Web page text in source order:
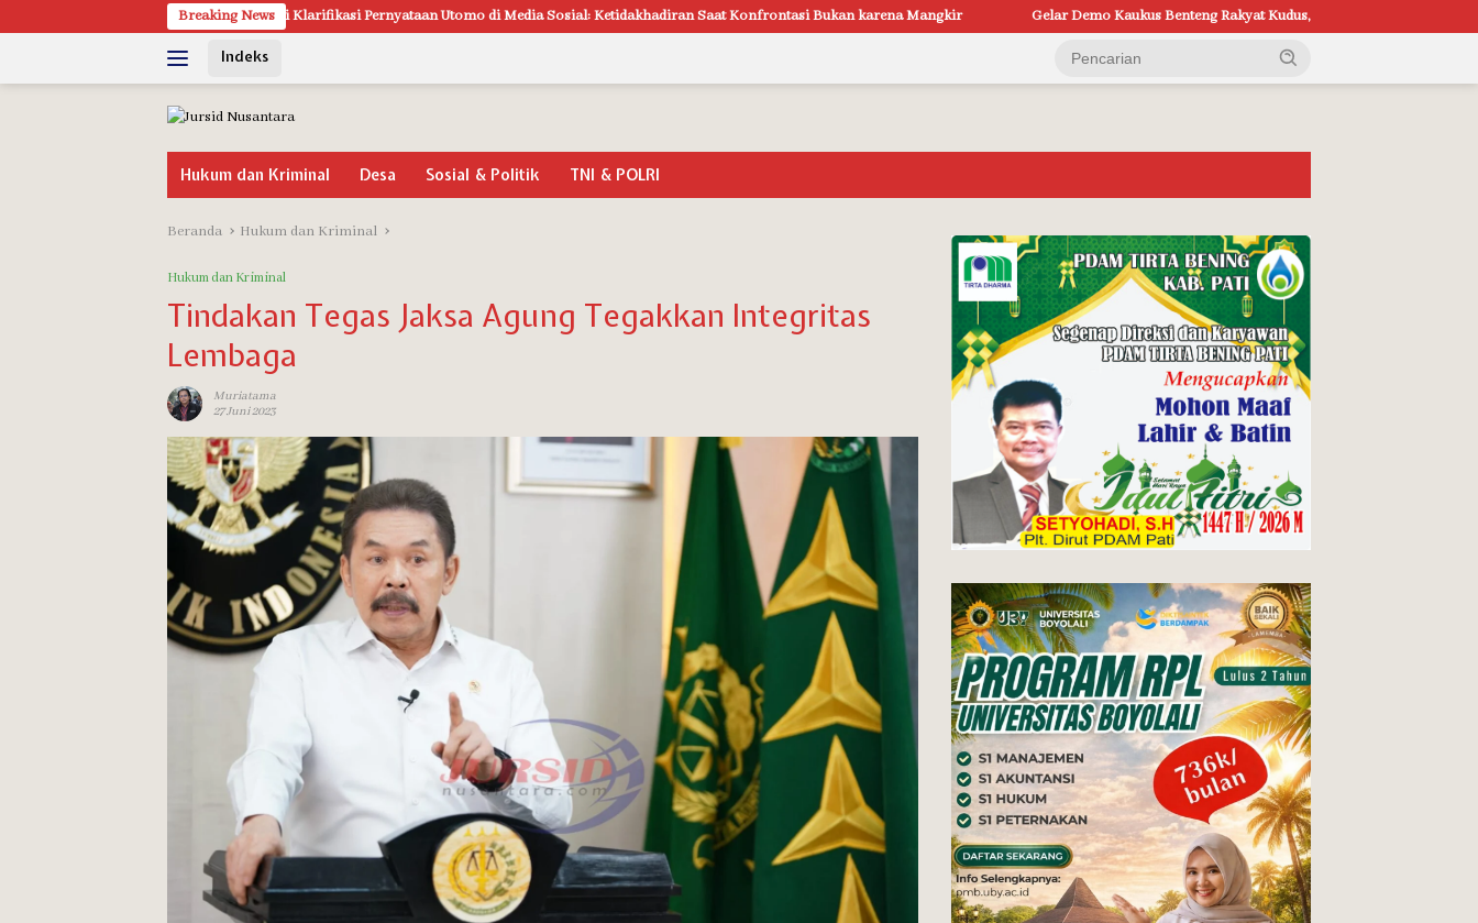
ke
Breaking News
Suwarti Klarifikasi Pernyataan Utomo di Media Sosial: Ketidakhadiran Saat Konfrontasi Bukan karena Mangkir Gelar Demo Kaukus Benteng Rakyat Kudus, Bawa Tuntutan Mulai Tolak Bayar Pajak Hingga RUU
Indeks
Hukum dan Kriminal Desa Sosial & Politik TNI & POLRI
Beranda Hukum dan Kriminal
Hukum dan Kriminal
Tindakan Tegas Jaksa Agung Tegakkan Integritas
Lembaga
Muriatama
27 Juni 2023